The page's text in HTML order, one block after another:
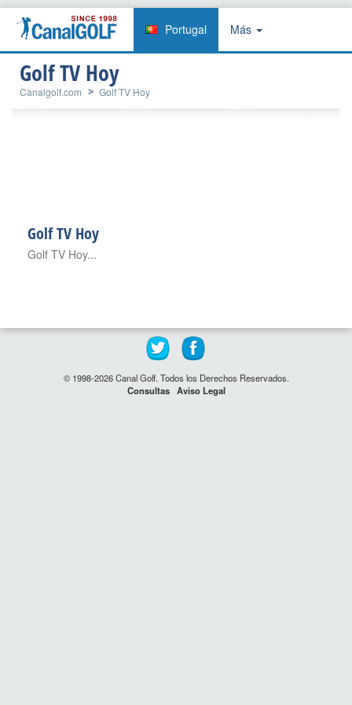
Portugal Más
Golf TV Hoy
Canalgolf.com Golf TV Hoy
Golf TV Hoy
Golf TV Hoy...
© 1998-2026 Canal Golf. Todos los Derechos Reservados.
Consultas Aviso Legal